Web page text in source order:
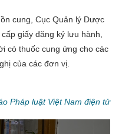
cung, Cục Quản lý Dược
giấy đăng ký lưu hành,
có thuốc cung ứng cho các
của các đơn vị.
Pháp luật Việt Nam điện tử